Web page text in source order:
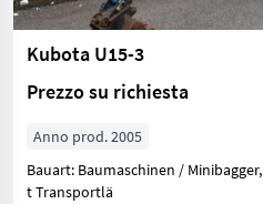
Kubota U15-3
Prezzo su richiesta
Anno prod. 2005
Bauart: Baumaschinen / Minibagger, Beschreibung: Eigengewicht 1.6
t Transportlä